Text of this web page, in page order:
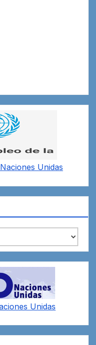
Naciones Unidas
Unidas